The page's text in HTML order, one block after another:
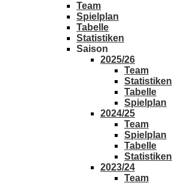
Team
Spielplan
Tabelle
Statistiken
Saison
2025/26
Team
Statistiken
Tabelle
Spielplan
2024/25
Team
Spielplan
Tabelle
Statistiken
2023/24
Team